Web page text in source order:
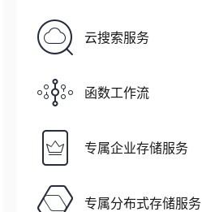
云搜索服务
函数工作流
专属企业存储服务
专属分布式存储服务